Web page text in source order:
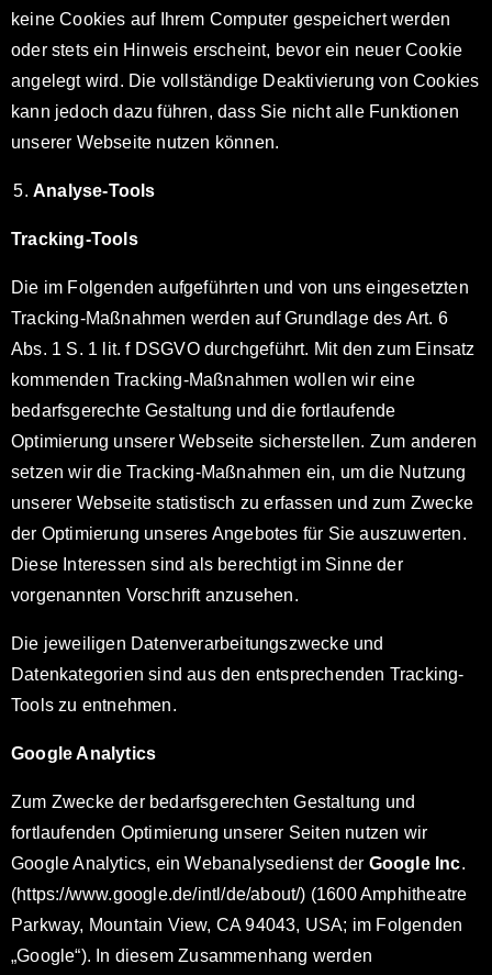
keine Cookies auf Ihrem Computer gespeichert werden
oder stets ein Hinweis erscheint, bevor ein neuer Cookie
angelegt wird. Die vollständige Deaktivierung von Cookies
kann jedoch dazu führen, dass Sie nicht alle Funktionen
unserer Webseite nutzen können.
Analyse-Tools
Tracking-Tools
Die im Folgenden aufgeführten und von uns eingesetzten
Tracking-Maßnahmen werden auf Grundlage des Art. 6
Abs. 1 S. 1 lit. f DSGVO durchgeführt. Mit den zum Einsatz
kommenden Tracking-Maßnahmen wollen wir eine
bedarfsgerechte Gestaltung und die fortlaufende
Optimierung unserer Webseite sicherstellen. Zum anderen
setzen wir die Tracking-Maßnahmen ein, um die Nutzung
unserer Webseite statistisch zu erfassen und zum Zwecke
der Optimierung unseres Angebotes für Sie auszuwerten.
Diese Interessen sind als berechtigt im Sinne der
vorgenannten Vorschrift anzusehen.
Die jeweiligen Datenverarbeitungszwecke und
Datenkategorien sind aus den entsprechenden Tracking-
Tools zu entnehmen.
Google Analytics
Zum Zwecke der bedarfsgerechten Gestaltung und
fortlaufenden Optimierung unserer Seiten nutzen wir
Google Analytics, ein Webanalysedienst der Google Inc.
(https://www.google.de/intl/de/about/) (1600 Amphitheatre
Parkway, Mountain View, CA 94043, USA; im Folgenden
„Google“). In diesem Zusammenhang werden